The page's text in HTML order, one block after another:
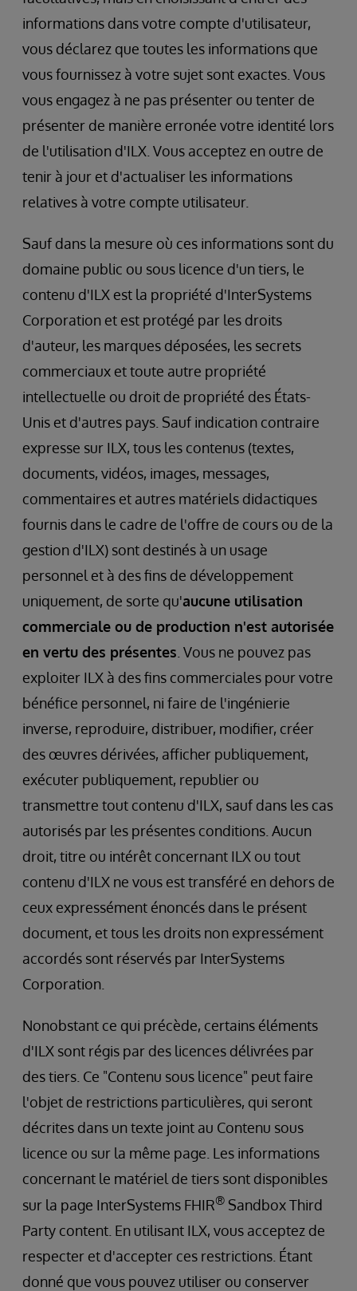
informations dans votre compte d'utilisateur,
vous déclarez que toutes les informations que
vous fournissez à votre sujet sont exactes. Vous
vous engagez à ne pas présenter ou tenter de
présenter de manière erronée votre identité lors
de l'utilisation d'ILX. Vous acceptez en outre de
tenir à jour et d'actualiser les informations
relatives à votre compte utilisateur.
Sauf dans la mesure où ces informations sont du
domaine public ou sous licence d'un tiers, le
contenu d'ILX est la propriété d'InterSystems
Corporation et est protégé par les droits
d'auteur, les marques déposées, les secrets
commerciaux et toute autre propriété
intellectuelle ou droit de propriété des États-
Unis et d'autres pays. Sauf indication contraire
expresse sur ILX, tous les contenus (textes,
documents, vidéos, images, messages,
commentaires et autres matériels didactiques
fournis dans le cadre de l'offre de cours ou de la
gestion d'ILX) sont destinés à un usage
personnel et à des fins de développement
uniquement, de sorte qu'aucune utilisation
commerciale ou de production n'est autorisée
en vertu des présentes . Vous ne pouvez pas
exploiter ILX à des fins commerciales pour votre
bénéfice personnel, ni faire de l'ingénierie
inverse, reproduire, distribuer, modifier, créer
des œuvres dérivées, afficher publiquement,
exécuter publiquement, republier ou
transmettre tout contenu d'ILX, sauf dans les cas
autorisés par les présentes conditions. Aucun
droit, titre ou intérêt concernant ILX ou tout
contenu d'ILX ne vous est transféré en dehors de
ceux expressément énoncés dans le présent
document, et tous les droits non expressément
accordés sont réservés par InterSystems
Corporation.
Nonobstant ce qui précède, certains éléments
d'ILX sont régis par des licences délivrées par
des tiers. Ce "Contenu sous licence" peut faire
l'objet de restrictions particulières, qui seront
décrites dans un texte joint au Contenu sous
licence ou sur la même page. Les informations
concernant le matériel de tiers sont disponibles
sur la page InterSystems FHIR® Sandbox Third
Party content. En utilisant ILX, vous acceptez de
respecter et d'accepter ces restrictions. Étant
donné que vous pouvez utiliser ou conserver